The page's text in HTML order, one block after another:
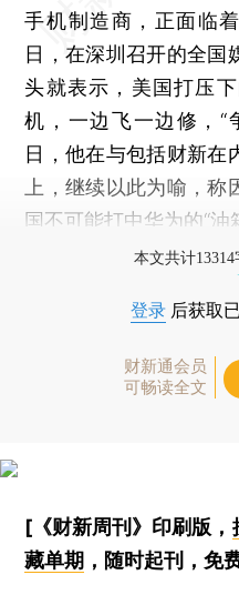
手机制造商，正面临
日，在深圳召开的全国
头就表示，美国打压
机，一边飞一边修，“
日，他在与包括财新在
上，继续以此为喻，
国不可能打中华为的“油
本文共计
登录 后获取
财新通会员
可畅读全文
[《财新周刊》印刷版，
藏单期 ，随时起刊，免